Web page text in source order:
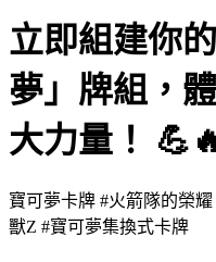
立即組建你
夢」牌組，
大力量！
寶可夢卡牌 #火箭隊的榮
獸Z #寶可夢集換式卡牌